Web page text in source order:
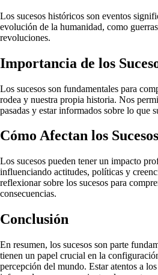
Los sucesos históricos son eventos
evolución de la humanidad, como
revoluciones.
Importancia de los
Los sucesos son fundamentales para
rodea y nuestra propia historia. Nos
pasadas y estar informados sobre lo que
Cómo Afectan los
Los sucesos pueden tener un impacto
influenciando actitudes, políticas y
reflexionar sobre los sucesos para
consecuencias.
Conclusión
En resumen, los sucesos son parte
tienen un papel crucial en la
percepción del mundo. Estar atentos a